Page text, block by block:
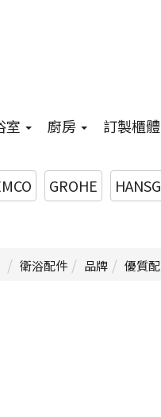
室 廚房 訂製櫃體
GROHE
衛浴配件 品牌 優質